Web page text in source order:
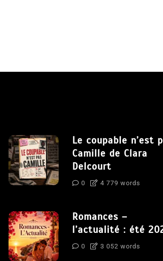
Le coupable n’est
Camille de Clara
Delcourt
0 4 779 words
Romances –
l’actualité : été
0 3 052 words